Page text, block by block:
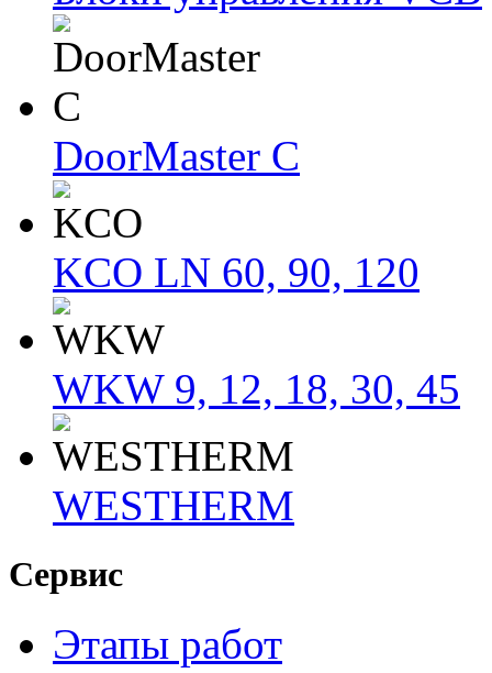
DoorMaster C
KCO LN 60, 90, 120
WKW 9, 12, 18, 30, 45
WESTHERM
Сервис
Этапы работ